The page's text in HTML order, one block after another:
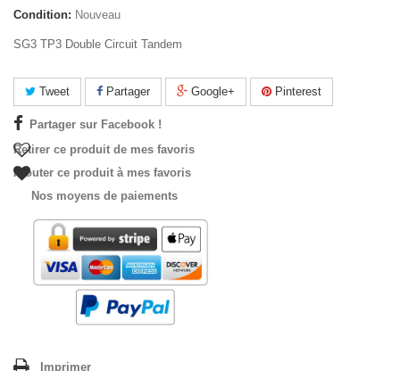
Condition: Nouveau
SG3 TP3 Double Circuit Tandem
Tweet Partager Google+ Pinterest
Partager sur Facebook !
Retirer ce produit de mes favoris
Ajouter ce produit à mes favoris
Nos moyens de paiements
Imprimer